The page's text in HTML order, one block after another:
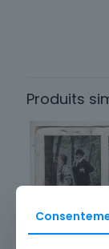
Sous-thème
Campagne
Produits